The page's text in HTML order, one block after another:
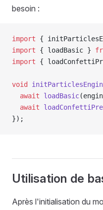
besoin :
import {
import { loadBasic }
import {
void
  await
loadBasic
  await
});
Utilisation de
Après l'initialisation du